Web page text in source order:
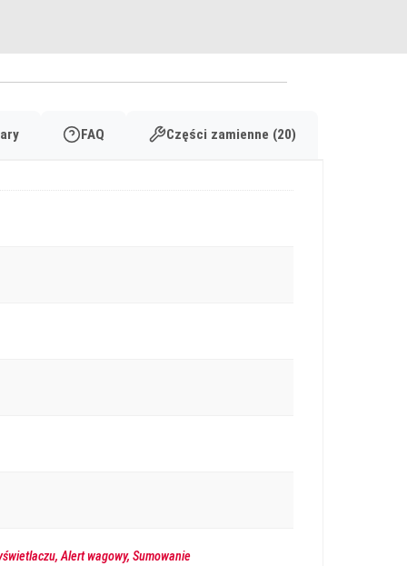
FAQ Części zamienne (20)
Alert wagowy, Sumowanie